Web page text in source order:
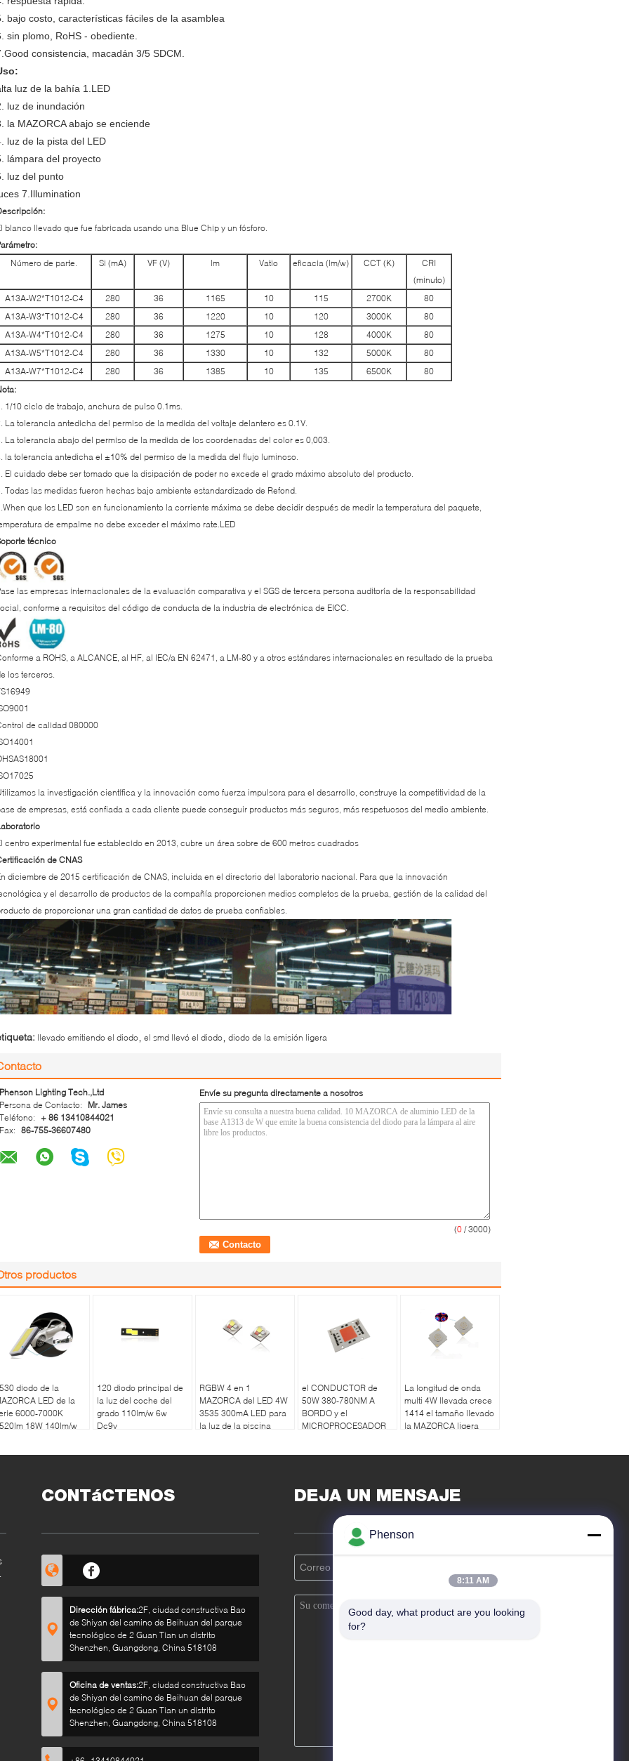
bajo costo, características fáciles de la asamblea
sin plomo, RoHS - obediente.
consistencia, macadán 3/5 SDCM.
luz de la bahía 1.LED
luz de inundación
la MAZORCA abajo se enciende
luz de la pista del LED
lámpara del proyecto
luz del punto
7.Illumination
blanco llevado que fue fabricada usando una Blue Chip y un fósforo.
Número de parte.
Si (mA) VF (V) lm Vatio eficacia (lm/w) CCT (K)
CRI
(minuto)
A13A-W2*T1012-C4
280 36 1165 10 115 2700K
80
A13A-W3*T1012-C4
280 36 1220 10 120 3000K
80
A13A-W4*T1012-C4
280 36 1275 10 128 4000K
80
A13A-W5*T1012-C4
280 36 1330 10 132 5000K
80
A13A-W7*T1012-C4
280 36 1385 10 135 6500K
80
1/10 ciclo de trabajo, anchura de pulso 0.1ms.
La tolerancia antedicha del permiso de la medida del voltaje delantero es 0.1V.
La tolerancia abajo del permiso de la medida de los coordenadas del color es 0,003.
la tolerancia antedicha el ±10% del permiso de la medida del flujo luminoso.
El cuidado debe ser tomado que la disipación de poder no excede el grado máximo absoluto del producto.
Todas las medidas fueron hechas bajo ambiente estandardizado de Refond.
que los LED son en funcionamiento la corriente máxima se debe decidir después de medir la temperatura del paquete,
de empalme no debe exceder el máximo rate.LED
técnico
las empresas internacionales de la evaluación comparativa y el SGS de tercera persona auditoría de la responsabilidad
conforme a requisitos del código de conducta de la industria de electrónica de EICC.
a ROHS, a ALCANCE, al HF, al IEC/a EN 62471, a LM-80 y a otros estándares internacionales en resultado de la prueba
los terceros.
de calidad 080000
la investigación científica y la innovación como fuerza impulsora para el desarrollo, construye la competitividad de la
de empresas, está confiada a cada cliente puede conseguir productos más seguros, más respetuosos del medio ambiente.
centro experimental fue establecido en 2013, cubre un área sobre de 600 metros cuadrados
de CNAS
diciembre de 2015 certificación de CNAS, incluida en el directorio del laboratorio nacional. Para que la innovación
y el desarrollo de productos de la compañía proporcionen medios completos de la prueba, gestión de la calidad del
de proporcionar una gran cantidad de datos de prueba confiables.
llevado emitiendo el diodo el smd llevó el diodo diodo de la emisión ligera
Phenson Lighting Tech.,Ltd
Persona de Contacto:
Mr. James
Teléfono:
+ 86 13410844021
Fax: 86-755-36607480
Envíe su pregunta directamente a nosotros
(0 / 3000)
productos
diodo de la
LED de la
6000-7000K
18W 140lm/w
120 diodo principal de
la luz del coche del
grado 110lm/w 6w
Dc9v
RGBW 4 en 1
MAZORCA del LED 4W
3535 300mA LED para
la luz de la piscina
el CONDUCTOR de
50W 380-780NM A
BORDO y el
MICROPROCESADOR
La longitud de onda
multi 4W llevada crece
1414 el tamaño llevado
la MAZORCA ligera
CONTáCTENOS
Dirección fábrica:2F, ciudad constructiva Bao
de Shiyan del camino de Beihuan del parque
tecnológico de 2 Guan Tian un distrito
Shenzhen, Guangdong, China 518108
Oficina de ventas:2F, ciudad constructiva Bao
de Shiyan del camino de Beihuan del parque
tecnológico de 2 Guan Tian un distrito
Shenzhen, Guangdong, China 518108
DEJA UN MENSAJE
Phenson
8:11 AM
Good day, what product are you looking
for?